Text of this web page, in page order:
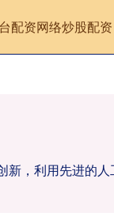
配资网络炒股配资
新，利用先进的